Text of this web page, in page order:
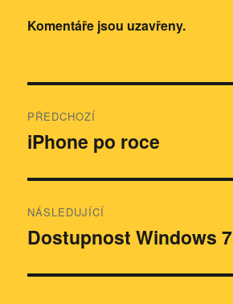
Komentáře jsou uzavřeny.
pro
PŘEDCHOZÍ
Předchozí
iPhone po roce
NÁSLEDUJÍCÍ
Následující
Dostupnost Windows 7